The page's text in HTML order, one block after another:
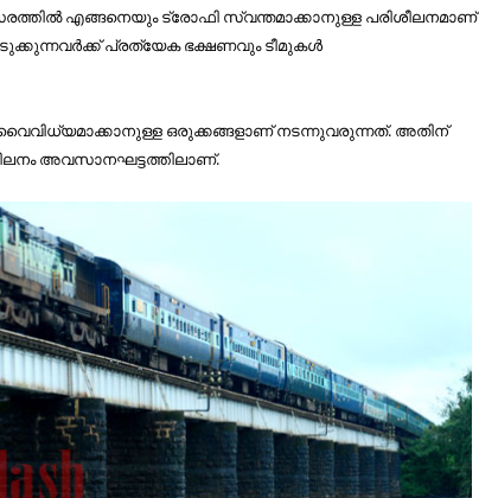
എങ്ങനെയും ട്രോഫി സ്വന്തമാക്കാനുള്ള പരിശീലനമാണ്
പ്രത്യേക ഭക്ഷണവും ടീമുകള്‍
ഒരുക്കങ്ങളാണ് നടന്നുവരുന്നത്. അതിന്
അവസാനഘട്ടത്തിലാണ്.